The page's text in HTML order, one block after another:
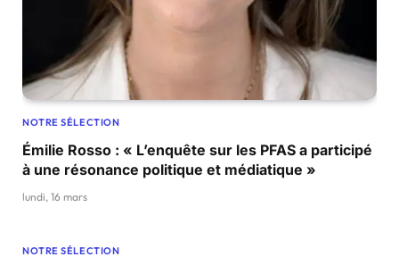
NOTRE SÉLECTION
Émilie Rosso : « L’enquête sur les PFAS a participé
à une résonance politique et médiatique »
lundi, 16 mars
NOTRE SÉLECTION